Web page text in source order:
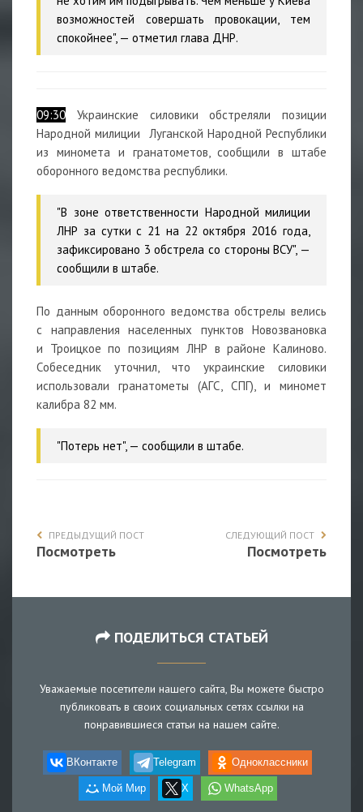
возможностей совершать провокации, тем
спокойнее", — отметил глава ДНР.
09:30 Украинские силовики обстреляли позиции
Народной милиции Луганской Народной Республики
из миномета и гранатометов, сообщили в штабе
оборонного ведомства республики.
"В зоне ответственности Народной милиции
ЛНР за сутки с 21 на 22 октября 2016 года,
зафиксировано 3 обстрела со стороны ВСУ", —
сообщили в штабе.
По данным оборонного ведомства обстрелы велись
с направления населенных пунктов Новозвановка
и Троицкое по позициям ЛНР в районе Калиново.
Собеседник уточнил, что украинские силовики
использовали гранатометы (АГС, СПГ), и миномет
калибра 82 мм.
"Потерь нет", — сообщили в штабе.
ПРЕДЫДУЩИЙ ПОСТ
Посмотреть
СЛЕДУЮЩИЙ ПОСТ
Посмотреть
ПОДЕЛИТЬСЯ СТАТЬЕЙ
Уважаемые посетители нашего сайта, Вы можете быстро
публиковать в своих социальных сетях ссылки на
понравившиеся статьи на нашем сайте.
ВКонтакте Telegram Одноклассники
Мой Мир X WhatsApp